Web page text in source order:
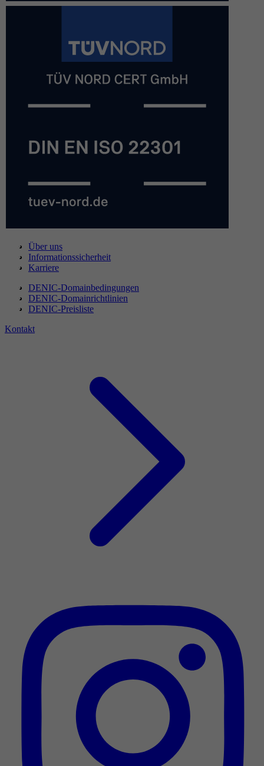
Über uns
Informationssicherheit
Karriere
DENIC-Domainbedingungen
DENIC-Domainrichtlinien
DENIC-Preisliste
Kontakt